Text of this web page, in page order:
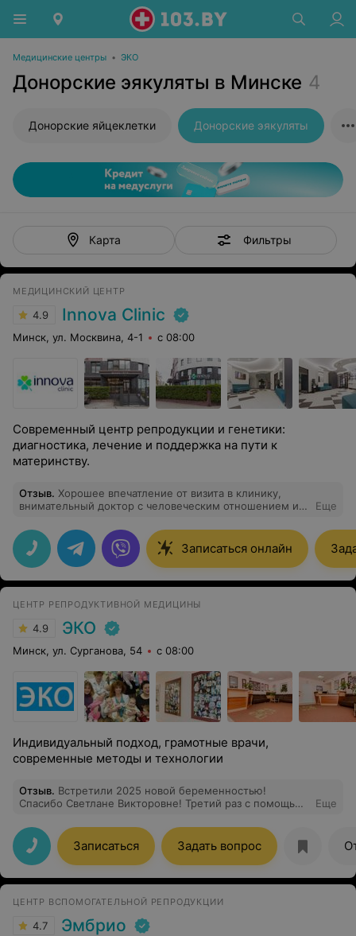
Медицинские центры • ЭКО
Донорские эякуляты в Минске 4
Донорские яйцеклетки Донорские эякуляты
Карта Фильтры
МЕДИЦИНСКИЙ ЦЕНТР
4.9 Innova Clinic
Минск, ул. Москвина, 4-1 с 08:00
Современный центр репродукции и генетики:
диагностика, лечение и поддержка на пути к
материнству.
Отзыв. Хорошее впечатление от визита в клинику,
внимательный доктор с человеческим отношением и
Еще
Записаться онлайн
ЦЕНТР РЕПРОДУКТИВНОЙ МЕДИЦИНЫ
4.9 ЭКО
Минск, ул. Сурганова, 54 с 08:00
Индивидуальный подход, грамотные врачи,
современные методы и технологии
Отзыв. Встретили 2025 новой беременностью!
Спасибо Светлане Викторовне! Третий раз с помощью
Еще
Записаться Задать вопрос
ЦЕНТР ВСПОМОГАТЕЛЬНОЙ РЕПРОДУКЦИИ
4.7 Эмбрио